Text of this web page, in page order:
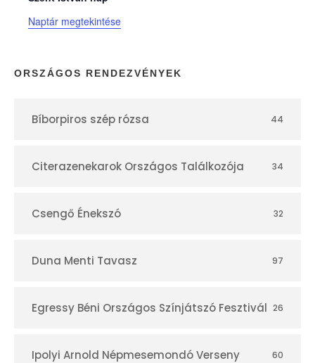
a
p
r
Naptár megtekintése
ORSZÁGOS RENDEZVÉNYEK
Bíborpiros szép rózsa 44
Citerazenekarok Országos Találkozója 34
Csengő Énekszó 32
Duna Menti Tavasz 97
Egressy Béni Országos Színjátszó Fesztivál 26
Ipolyi Arnold Népmesemondó Verseny 60